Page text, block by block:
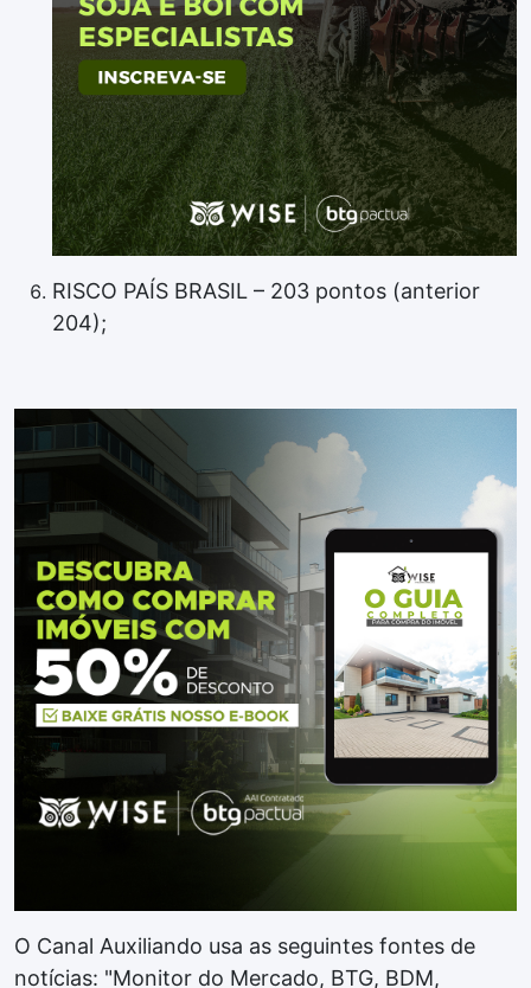
RISCO PAÍS BRASIL – 203 pontos (anterior
204);
O Canal Auxiliando usa as seguintes fontes de
notícias: "Monitor do Mercado, BTG, BDM,